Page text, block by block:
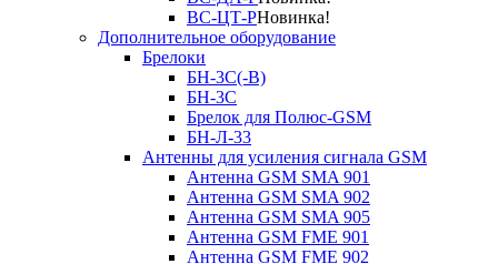
ВС-ЦТ-РНовинка!
Дополнительное оборудование
Брелоки
БН-3С(-В)
БН-3С
Брелок для Полюс-GSM
БН-Л-33
Антенны для усиления сигнала GSM
Антенна GSM SMA 901
Антенна GSM SMA 902
Антенна GSM SMA 905
Антенна GSM FME 901
Антенна GSM FME 902